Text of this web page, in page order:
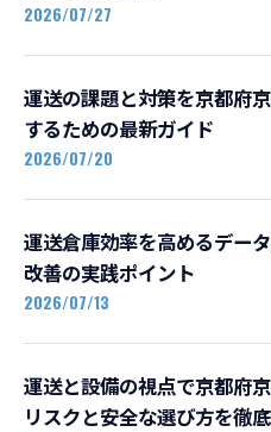
2026/07/27
運送の課題と対策を京都府
するための最新ガイド
2026/07/20
運送倉庫効率を高めるデー
改善の実践ポイント
2026/07/13
運送と設備の視点で京都府
リスクと安全な選び方を徹